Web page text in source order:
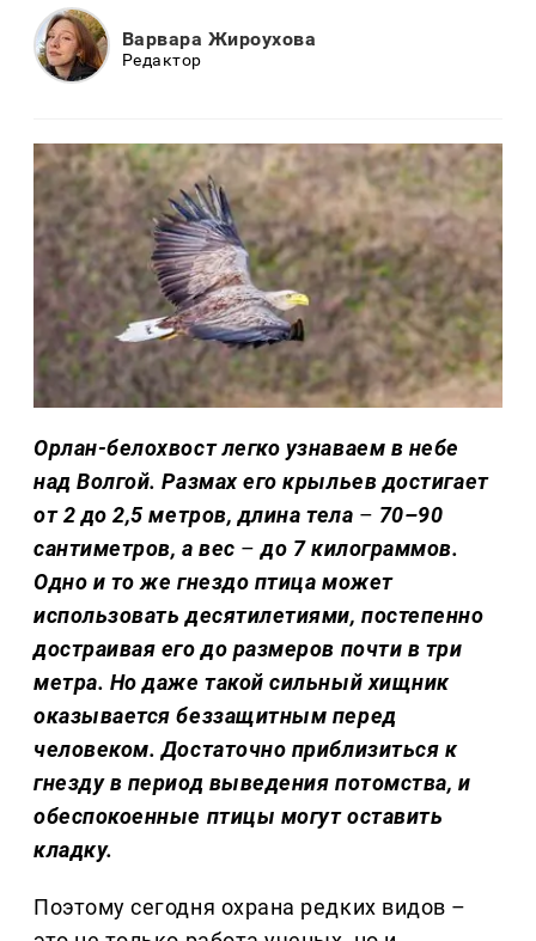
Варвара Жироухова
Редактор
Орлан-белохвост легко узнаваем в небе
над Волгой. Размах его крыльев достигает
от 2 до 2,5 метров, длина тела – 70–90
сантиметров, а вес – до 7 килограммов.
Одно и то же гнездо птица может
использовать десятилетиями, постепенно
достраивая его до размеров почти в три
метра. Но даже такой сильный хищник
оказывается беззащитным перед
человеком. Достаточно приблизиться к
гнезду в период выведения потомства, и
обеспокоенные птицы могут оставить
кладку.
Поэтому сегодня охрана редких видов –